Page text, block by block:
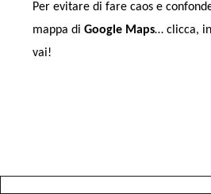
Per evitare di fare caos e
mappa di Google Maps… clicca,
vai!